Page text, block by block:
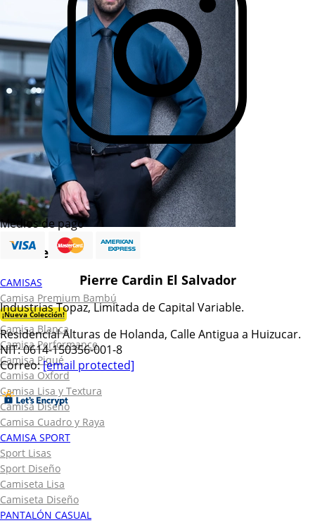
Caballero
CAMISAS
Camisa Premium Bambú
¡Nueva Colección!
Camisa Blanca
Camisa Performance
Camisa Piqué
Camisa Oxford
Camisa Lisa y Textura
Camisa Diseño
Camisa Cuadro y Raya
CAMISA SPORT
Sport Lisas
Sport Diseño
Camiseta Lisa
Camiseta Diseño
PANTALÓN CASUAL
Medios de pago
Pierre Cardin El Salvador
Industrias Topaz, Limitada de Capital Variable.
Residencial Alturas de Holanda, Calle Antigua a Huizucar.
NIT: 0614-150356-001-8
Correo:[email protected]